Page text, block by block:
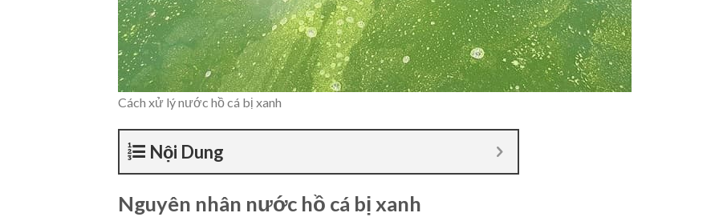
Cách xử lý nước hồ cá bị xanh
Nội Dung
Nguyên nhân nước hồ cá bị xanh